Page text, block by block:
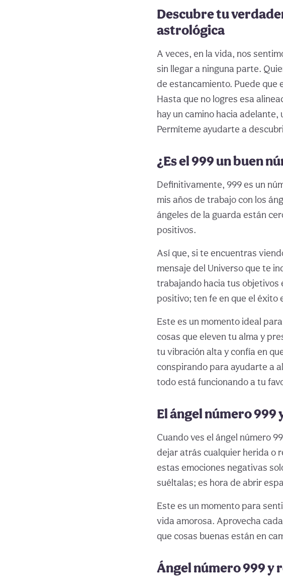
Descubre tu
astrológica
A veces, en la vida, nos
sin llegar a ninguna parte.
de estancamiento. Puede que
Hasta que no logres esa
hay un camino hacia
Permíteme ayudarte a
¿Es el 999 un buen
Definitivamente, 999 es un
mis años de trabajo con los
ángeles de la guarda están
positivos.
Así que, si te encuentras
mensaje del Universo que te
trabajando hacia tus
positivo; ten fe en que el éxito
Este es un momento ideal
cosas que eleven tu alma y
tu vibración alta y confía en
conspirando para ayudarte a
todo está funcionando a tu
El ángel número 999
Cuando ves el ángel número
dejar atrás cualquier herida o
estas emociones negativas
suéltalas; es hora de abrir
Este es un momento para
vida amorosa. Aprovecha
que cosas buenas están en
Ángel número 999 y